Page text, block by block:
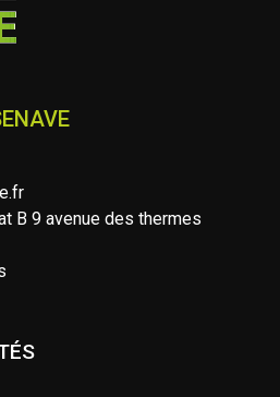
B 9 avenue des thermes